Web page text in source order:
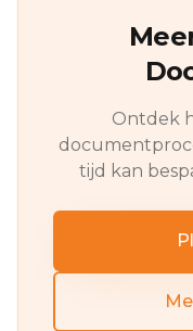
Ontdek
tijd kan